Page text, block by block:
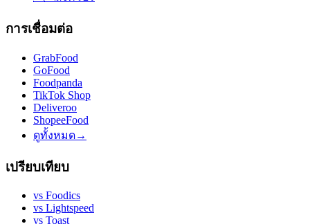
การเชื่อมต่อ
GrabFood
GoFood
Foodpanda
TikTok Shop
Deliveroo
ShopeeFood
ดูทั้งหมด→
เปรียบเทียบ
vs Foodics
vs Lightspeed
vs Toast